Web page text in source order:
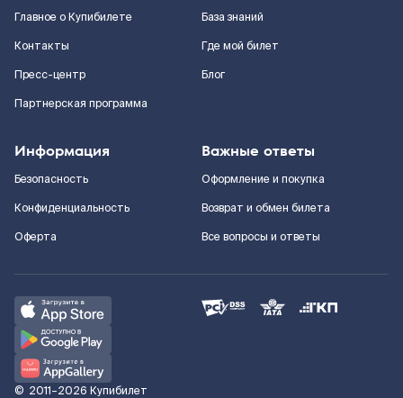
Главное о Купибилете
Контакты
Пресс-центр
Партнерская программа
База знаний
Где мой билет
Блог
Информация
Безопасность
Конфиденциальность
Оферта
Важные ответы
Оформление и покупка
Возврат и обмен билета
Все вопросы и ответы
© 2011–2026 Купибилет